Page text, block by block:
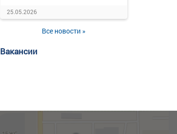
25.05.2026
Все новости »
Вакансии